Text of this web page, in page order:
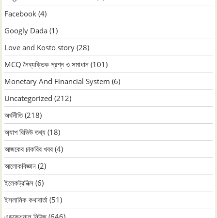
Facebook (4)
Googly Dada (1)
Love and Kosto story (28)
MCQ নৈব্যক্তিক প্রশ্ন ও সমাধান (101)
Monetary And Financial System (6)
Uncategorized (212)
অর্থনীতি(218)
অ্যাপ রিভিউ তথ্য (18)
আজকের চাকরির খবর (4)
আলোকবিজ্ঞান (2)
ইলেকট্রনিক্স (6)
ইসলামিক কথাবার্তা (51)